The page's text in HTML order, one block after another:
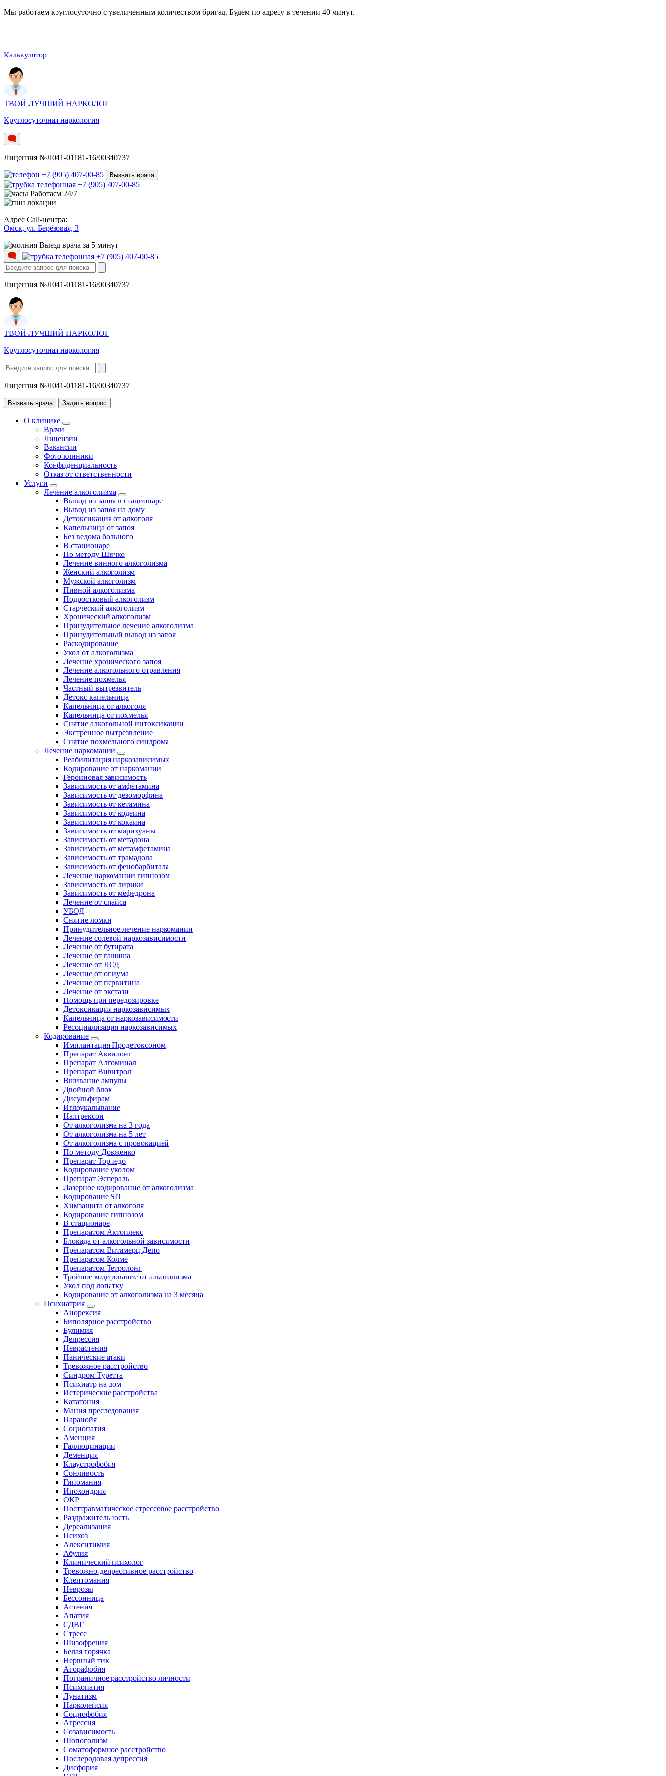
Мы работаем круглосуточно c увеличенным количеством бригад. Будем по адресу в течении 40 минут.
Калькулятор
ТВОЙ ЛУЧШИЙ НАРКОЛОГ
Круглосуточная наркология
Лицензия №Л041-01181-16/00340737
+7 (905) 407-00-85 Вызвать врача
+7 (905) 407-00-85
Работаем 24/7
Адрес Call-центра:
Омск, ул. Берёзовая, 3
Выезд врача за 5 минут
+7 (905) 407-00-85
Лицензия №Л041-01181-16/00340737
ТВОЙ ЛУЧШИЙ НАРКОЛОГ
Круглосуточная наркология
Лицензия №Л041-01181-16/00340737
Вызвать врача Задать вопрос
О клинике
Врачи
Лицензии
Вакансии
Фото клиники
Конфиденциальность
Отказ от ответственности
Услуги
Лечение алкоголизма
Вывод из запоя в стационаре
Вывод из запоя на дому
Детоксикация от алкоголя
Капельница от запоя
Без ведома больного
В стационаре
По методу Шичко
Лечение винного алкоголизма
Женский алкоголизм
Мужской алкоголизм
Пивной алкоголизма
Подростковый алкоголизм
Старческий алкоголизм
Хронический алкоголизм
Принудительное лечение алкоголизма
Принудительный вывод из запоя
Раскодирование
Укол от алкоголизма
Лечение хронического запоя
Лечение алкогольного отравления
Лечение похмелья
Частный вытрезвитель
Детокс капельница
Капельница от алкоголя
Капельница от похмелья
Снятие алкогольной интоксикации
Экстренное вытрезвление
Снятие похмельного синдрома
Лечение наркомании
Реабилитация наркозависимых
Кодирование от наркомании
Героиновая зависимость
Зависимость от амфетамина
Зависимость от дезоморфина
Зависимость от кетамина
Зависимость от кодеина
Зависимость от кокаина
Зависимость от марихуаны
Зависимость от метадона
Зависимость от метамфетамина
Зависимость от трамадола
Зависимость от фенобарбитала
Лечение наркомании гипнозом
Зависимость от лирики
Зависимость от мефедрона
Лечение от спайса
УБОД
Снятие ломки
Принудительное лечение наркомании
Лечение солевой наркозависимости
Лечение от бутирата
Лечение от гашиша
Лечение от ЛСД
Лечение от опиума
Лечение от первитина
Лечение от экстази
Помощь при передозировке
Детоксикация наркозависимых
Капельница от наркозависимости
Ресоциализация наркозависимых
Кодирование
Имплантация Продетоксоном
Препарат Аквилонг
Препарат Алгоминал
Препарат Вивитрол
Вшивание ампулы
Двойной блок
Дисульфирам
Иглоукалывание
Налтрексон
От алкоголизма на 3 года
От алкоголизма на 5 лет
От алкоголизма с провокацией
По методу Довженко
Препарат Торпедо
Кодирование уколом
Препарат Эспераль
Лазерное кодирование от алкоголизма
Кодирование SIT
Химзащита от алкоголя
Кодирование гипнозом
В стационаре
Препаратом Актоплекс
Блокада от алкогольной зависимости
Препаратом Витамерц Депо
Препаратом Колме
Препаратом Тетролонг
Тройное кодирование от алкоголизма
Укол под лопатку
Кодирование от алкоголизма на 3 месяца
Психиатрия
Анорексия
Биполярное расстройство
Булимия
Депрессия
Неврастения
Панические атаки
Тревожное расстройство
Синдром Туретта
Психиатр на дом
Истерические расстройства
Кататония
Мания преследования
Паранойя
Социопатия
Аменция
Галлюцинации
Деменция
Клаустрофобия
Сонливость
Гипомания
Ипохондрия
ОКР
Посттравматическое стрессовое расстройство
Раздражительность
Дереализация
Психоз
Алекситимия
Абулия
Клинический психолог
Тревожно-депрессивное расстройство
Клептомания
Неврозы
Бессонница
Астения
Апатия
СДВГ
Стресс
Шизофрения
Белая горячка
Нервный тик
Агорафобия
Пограничное расстройство личности
Психопатия
Лунатизм
Нарколепсия
Социофобия
Агрессия
Созависимость
Шопоголизм
Соматоформное расстройство
Послеродовая депрессия
Дисфория